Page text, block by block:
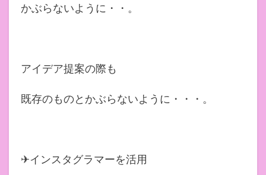
かぶらないように・・。
アイデア提案の際も
既存のものとかぶらないように・・・。
✈インスタグラマーを活用